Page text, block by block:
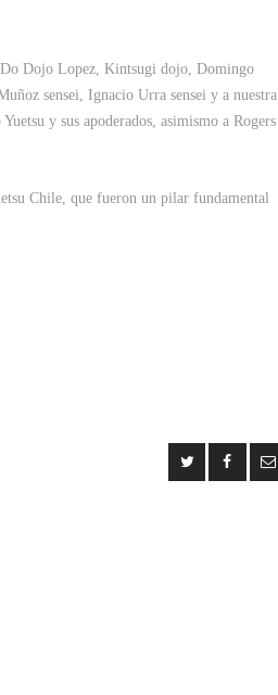
Do Dojo Lopez, Kintsugi dojo, Domingo
sensei, Ignacio Urra sensei y a nuestra
y sus apoderados, asimismo a Rogers
Chile, que fueron un pilar fundamental